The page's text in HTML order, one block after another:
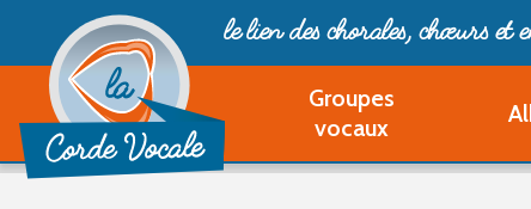
le lien des chorales, chœurset
Groupes
vocaux